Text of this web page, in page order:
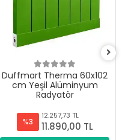
Duffmart Therma 60x102
cm Yeşil Alüminyum
Radyatör
%3
12.257,73 TL
11.890,00 TL